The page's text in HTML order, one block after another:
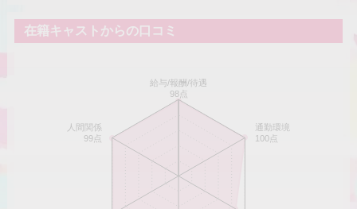
在籍キャストからの口コミ
給与/報酬/待遇
98点
通勤環境
100点
人間関係
99点